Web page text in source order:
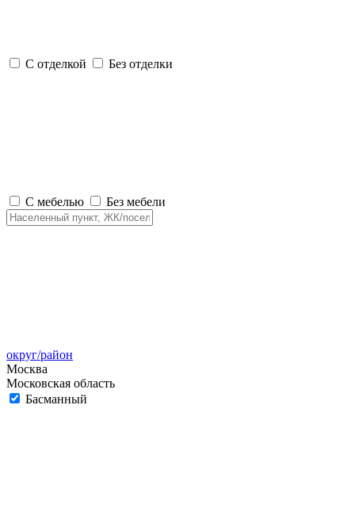
С отделкой Без отделки
С мебелью Без мебели
округ/район
Москва
Московская область
Басманный